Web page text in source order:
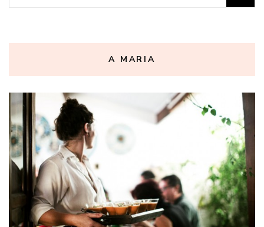
por:
A MARIA